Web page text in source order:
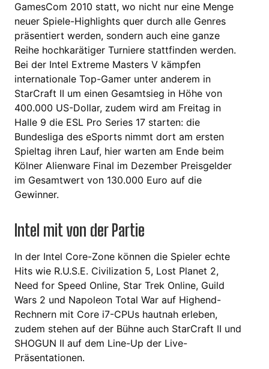
GamesCom 2010 statt, wo nicht nur eine Menge
neuer Spiele-Highlights quer durch alle Genres
präsentiert werden, sondern auch eine ganze
Reihe hochkarätiger Turniere stattfinden werden.
Bei der Intel Extreme Masters V kämpfen
internationale Top-Gamer unter anderem in
StarCraft II um einen Gesamtsieg in Höhe von
400.000 US-Dollar, zudem wird am Freitag in
Halle 9 die ESL Pro Series 17 starten: die
Bundesliga des eSports nimmt dort am ersten
Spieltag ihren Lauf, hier warten am Ende beim
Kölner Alienware Final im Dezember Preisgelder
im Gesamtwert von 130.000 Euro auf die
Gewinner.
Intel mit von der Partie
In der Intel Core-Zone können die Spieler echte
Hits wie R.U.S.E. Civilization 5, Lost Planet 2,
Need for Speed Online, Star Trek Online, Guild
Wars 2 und Napoleon Total War auf Highend-
Rechnern mit Core i7-CPUs hautnah erleben,
zudem stehen auf der Bühne auch StarCraft II und
SHOGUN II auf dem Line-Up der Live-
Präsentationen.